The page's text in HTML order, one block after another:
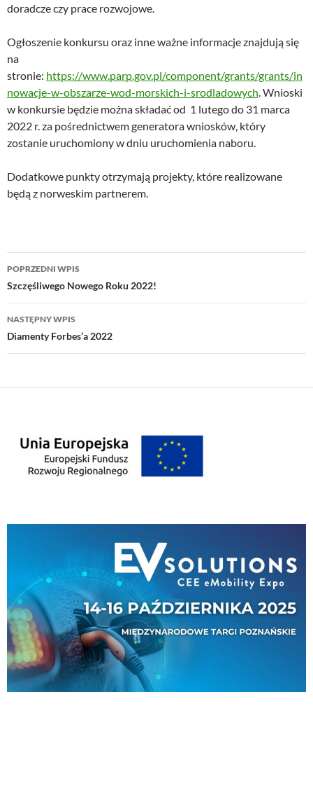
doradcze czy prace rozwojowe.
Ogłoszenie konkursu oraz inne ważne informacje znajdują się
na
stronie: https://www.parp.gov.pl/component/grants/grants/in
nowacje-w-obszarze-wod-morskich-i-srodladowych . Wnioski
w konkursie będzie można składać od 1 lutego do 31 marca
2022 r. za pośrednictwem generatora wniosków, który
zostanie uruchomiony w dniu uruchomienia naboru.
Dodatkowe punkty otrzymają projekty, które realizowane
będą z norweskim partnerem.
Nawigacja
wpisu
POPRZEDNI WPIS
Szczęśliwego Nowego Roku 2022!
NASTĘPNY WPIS
Diamenty Forbes’a 2022